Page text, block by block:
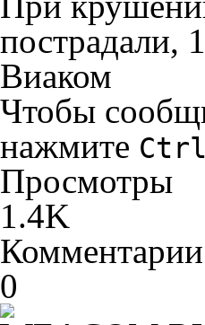
пострадали,
Виаком
Чтобы
нажмите Ctrl
Просмотры
1.4K
Комментарии
0